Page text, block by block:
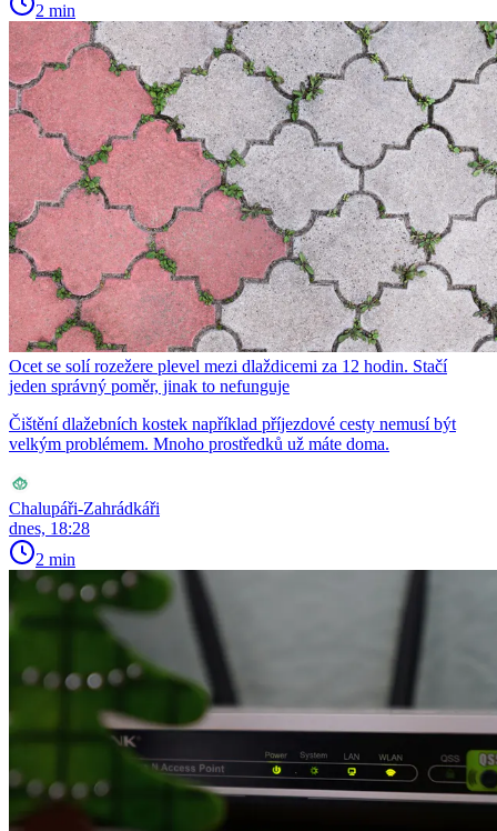
2 min
Ocet se solí rozežere plevel mezi dlaždicemi za 12 hodin. Stačí
jeden správný poměr, jinak to nefunguje
Čištění dlažebních kostek například příjezdové cesty nemusí být
velkým problémem. Mnoho prostředků už máte doma.
Chalupáři-Zahrádkáři
dnes, 18:28
2 min